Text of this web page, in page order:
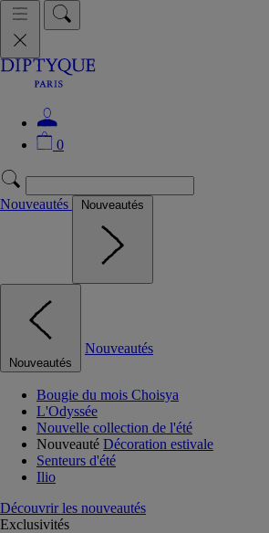
0
Nouveautés Nouveautés
Nouveautés
Nouveautés
Bougie du mois Choisya
L'Odyssée
Nouvelle collection de l'été
Nouveauté Décoration estivale
Senteurs d'été
Ilio
Découvrir les nouveautés
Exclusivités